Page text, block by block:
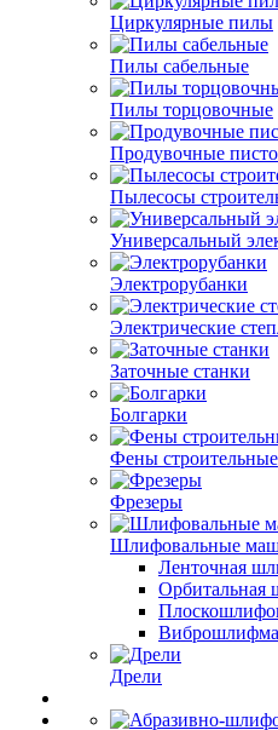
Циркулярные пилы
Пилы сабельные
Пилы торцовочные
Продувочные
Пылесосы
Универсальный
Электрорубанки
Электрические
Заточные станки
Болгарки
Фены строительные
Фрезеры
Шлифовальные
Ленточная
Дрели